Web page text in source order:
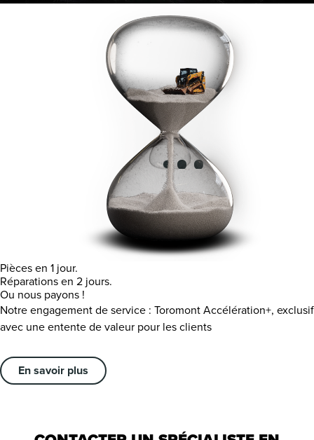
Pièces en 1 jour.
Réparations en 2 jours.
Ou nous payons !
Notre engagement de service : Toromont Accélération+, exclusif
avec une entente de valeur pour les clients
En savoir plus